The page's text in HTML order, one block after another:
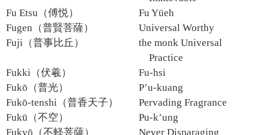
Fu Etsu（傅悦）
Fu Yüeh
Fugen（普賢菩薩）
Universal Worthy
Fuji（普事比丘）
the monk Universal
Practice
Fukki（伏羲）
Fu-hsi
Fukō（普光）
P’u-kuang
Fukō-tenshi（普香天子）
Pervading Fragrance
Fukū（不空）
Pu-k’ung
Fukyō（不軽菩薩）
Never Disparaging